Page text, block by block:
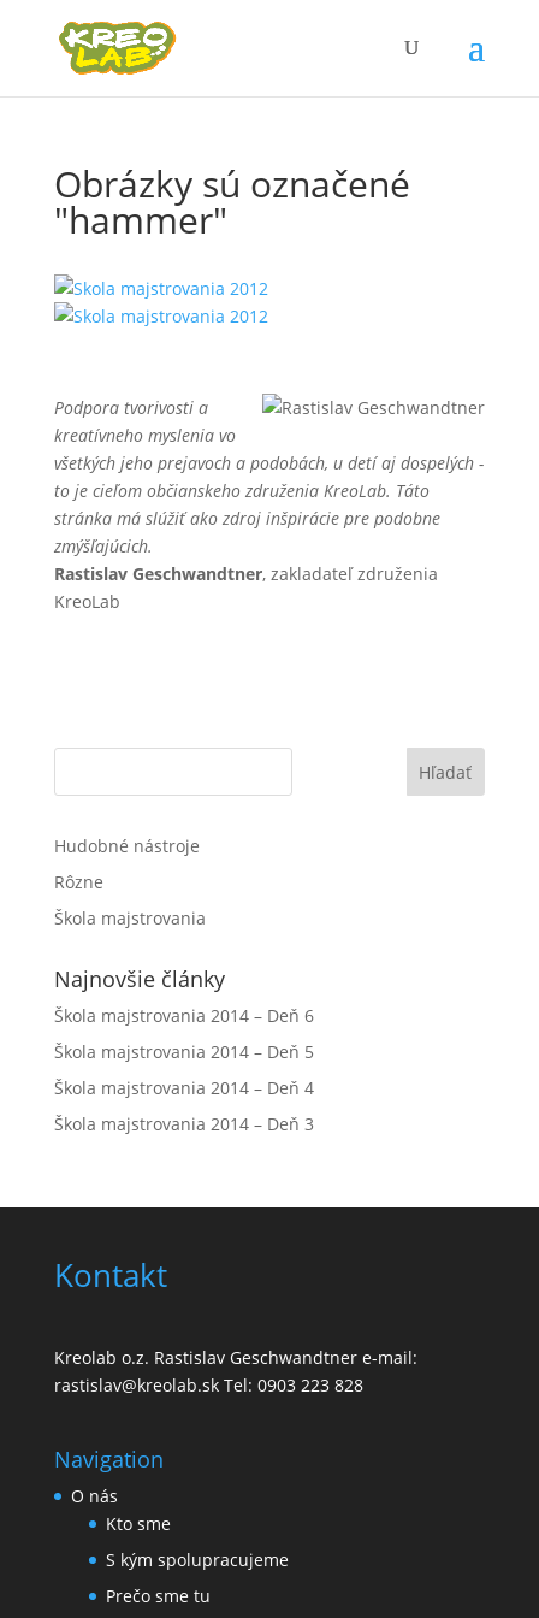
Obrázky sú označené
"hammer"
Podpora tvorivosti a
kreatívneho myslenia vo
všetkých jeho prejavoch a podobách, u detí aj dospelých -
to je cieľom občianskeho združenia KreoLab. Táto
stránka má slúžiť ako zdroj inšpirácie pre podobne
zmýšľajúcich.
Rastislav Geschwandtner, zakladateľ združenia
KreoLab
Hľadať
Hudobné nástroje
Rôzne
Škola majstrovania
Najnovšie články
Škola majstrovania 2014 – Deň 6
Škola majstrovania 2014 – Deň 5
Škola majstrovania 2014 – Deň 4
Škola majstrovania 2014 – Deň 3
Kontakt
Kreolab o.z. Rastislav Geschwandtner e-mail:
rastislav@kreolab.sk Tel: 0903 223 828
Navigation
O nás
Kto sme
S kým spolupracujeme
Prečo sme tu